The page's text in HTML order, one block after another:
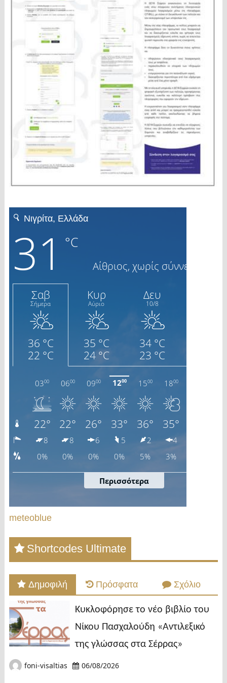
meteoblue
Shortcodes Ultimate
Δημοφιλή Πρόσφατα Σχόλιο
Κυκλοφόρησε το νέο βιβλίο του
Νίκου Πασχαλούδη «Αντιλεξικό
της γλώσσας στα Σέρρας»
foni-visaltias 06/08/2026